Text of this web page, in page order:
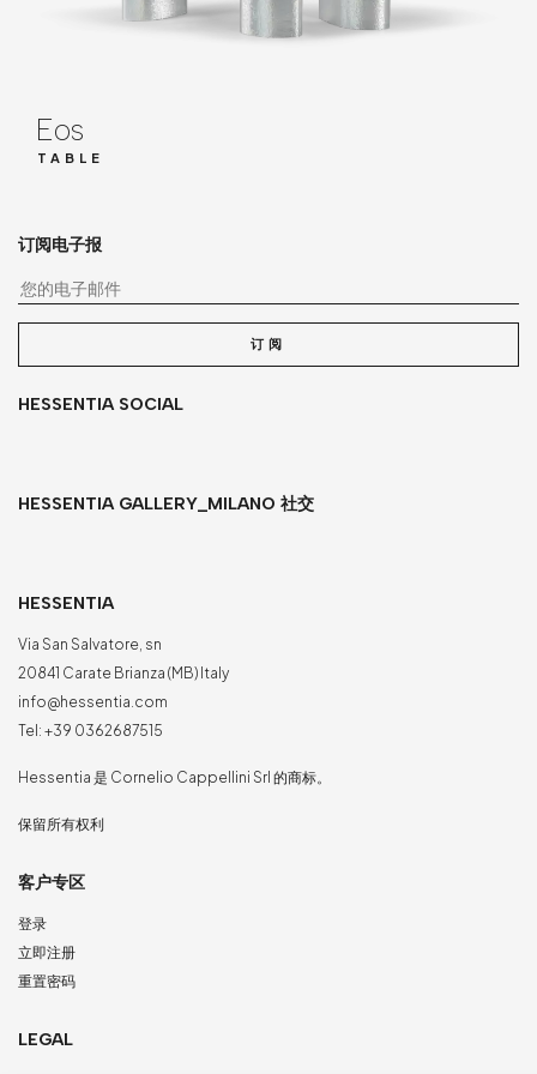
Eos
TABLE
订阅电子报
订阅
HESSENTIA SOCIAL
HESSENTIA GALLERY_MILANO 社交
HESSENTIA
Via San Salvatore, sn
20841 Carate Brianza (MB) Italy
info@hessentia.com
Tel: +39 0362687515
Hessentia 是 Cornelio Cappellini Srl 的商标。
保留所有权利
客户专区
登录
立即注册
重置密码
LEGAL